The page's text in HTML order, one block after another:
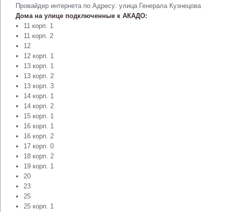
Провайдер интернета по Адресу: улица Генерала Кузнецова
Дома на улице подключенные к АКАДО:
11 корп. 1
11 корп. 2
12
12 корп. 1
13 корп. 1
13 корп. 2
13 корп. 3
14 корп. 1
14 корп. 2
15 корп. 1
16 корп. 1
16 корп. 2
17 корп. 0
18 корп. 2
19 корп. 1
20
23
25
25 корп. 1